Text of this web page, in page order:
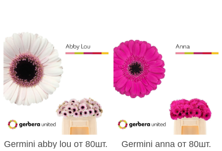
Germini abby lou от 80шт. Germini anna от 80шт.